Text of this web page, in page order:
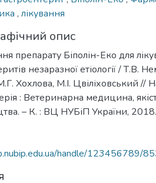
, лікування
опис
препарату Біполін-Еко для
незаразної етіології / Т.В.
Хохлова, М.І. Цвіліховський //
: Ветеринарна медицина,
– К. : ВЦ НУБіП України,
handle/123456789/